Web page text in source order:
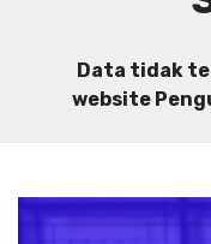
Data tidak
website